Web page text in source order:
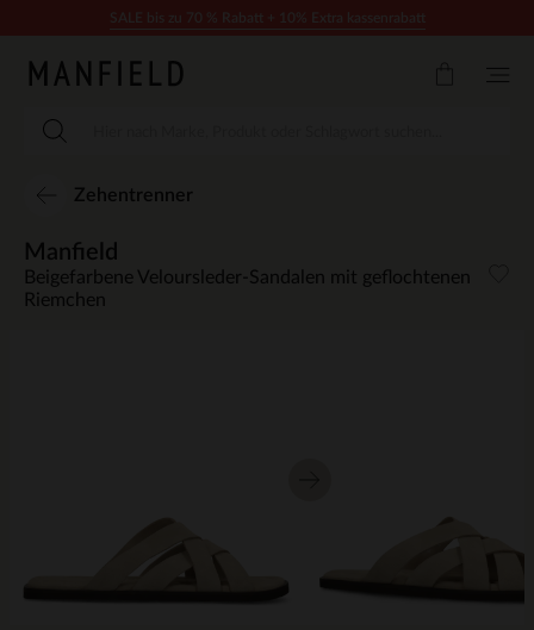
Zehentrenner
Manfield
Beigefarbene Veloursleder-Sandalen mit geflochtenen
Riemchen